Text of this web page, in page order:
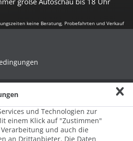
keine Beratung, Probefahrten und Verkauf
HinSchG
LkSG
und Technologien zur
einem Klick auf "Zustimmen"
und auch die
an Drittanbieter. Die Daten